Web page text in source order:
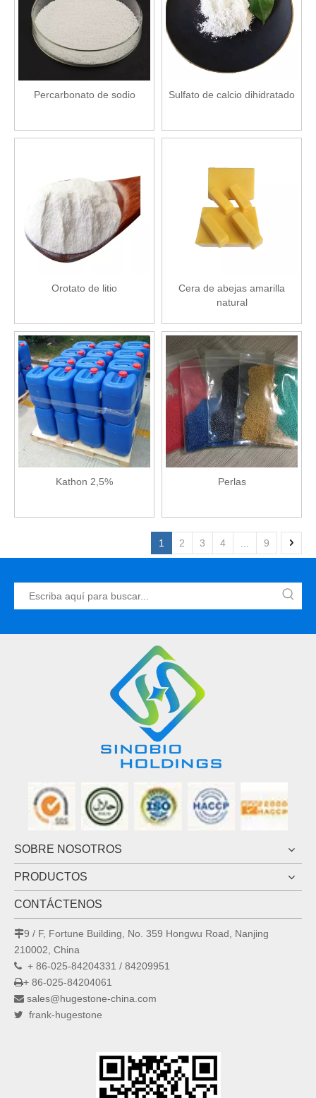
Percarbonato de sodio Sulfato de calcio dihidratado
Orotato de litio
Cera de abejas amarilla
natural
Kathon 2,5% Perlas
1 2 3 4 ... 9
SOBRE NOSOTROS
PRODUCTOS
CONTÁCTENOS
9 / F, Fortune Building, No. 359 Hongwu Road, Nanjing
210002, China
 + 86-025-84204331 / 84209951
+ 86-025-84204061
 sales@hugestone-china.com
 frank-hugestone